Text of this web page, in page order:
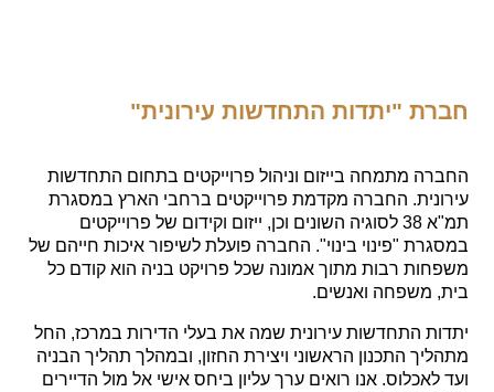
"יתדות התחדשות עירונית"
מתמחה בייזום וניהול פרוייקטים בתחום התחדשות
החברה מקדמת פרוייקטים ברחבי הארץ במסגרת
תמ"א 38 לסוגיה השונים וכן, ייזום וקידום של פרוייקטים
"פינוי בינוי". החברה פועלת לשיפור איכות חייהם של
רבות מתוך אמונה שכל פרויקט בניה הוא קודם כל
ואנשים.
התחדשות עירונית שמה את בעלי הדירות במרכז, החל
התכנון הראשוני ויצירת החזון, ובמהלך תהליך הבניה
אנו רואים ערך עליון ביחס אישי אל מול הדיירים